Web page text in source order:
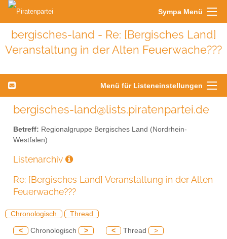
Sympa Menü
bergisches-land - Re: [Bergisches Land]
Veranstaltung in der Alten Feuerwache???
Menü für Listeneinstellungen
bergisches-land@lists.piratenpartei.de
Betreff: Regionalgruppe Bergisches Land (Nordrhein-
Westfalen)
Listenarchiv
Re: [Bergisches Land] Veranstaltung in der Alten
Feuerwache???
Chronologisch Thread
< Chronologisch > < Thread >